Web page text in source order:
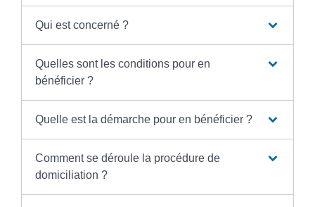
Qui est concerné ?
Quelles sont les conditions pour en
bénéficier ?
Quelle est la démarche pour en bénéficier ?
Comment se déroule la procédure de
domiciliation ?